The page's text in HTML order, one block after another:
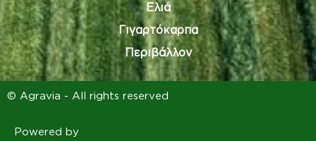
Ελιά
Γιγαρτόκαρπα
Περιβάλλον
© Agravia - All rights reserved
Powered by